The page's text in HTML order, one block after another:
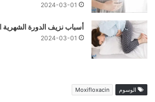
2024-03-01
أسباب نزيف الدورة الشهرية
2024-03-01
الوسوم Moxifloxacin